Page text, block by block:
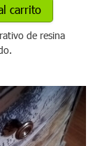
carrito
de resina